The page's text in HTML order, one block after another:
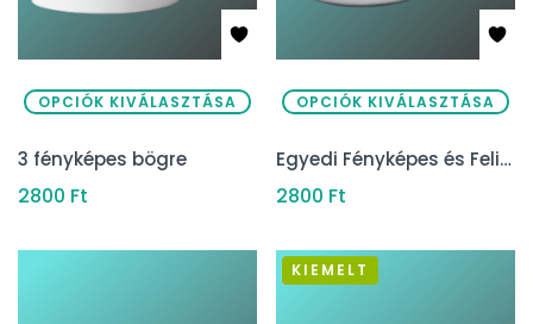
OPCIÓK KIVÁLASZTÁSA
3 fényképes bögre
2800 Ft
OPCIÓK KIVÁLASZTÁSA
Egyedi Fényképes és Feliratos Bögre – Több színben
2800 Ft
KIEMELT